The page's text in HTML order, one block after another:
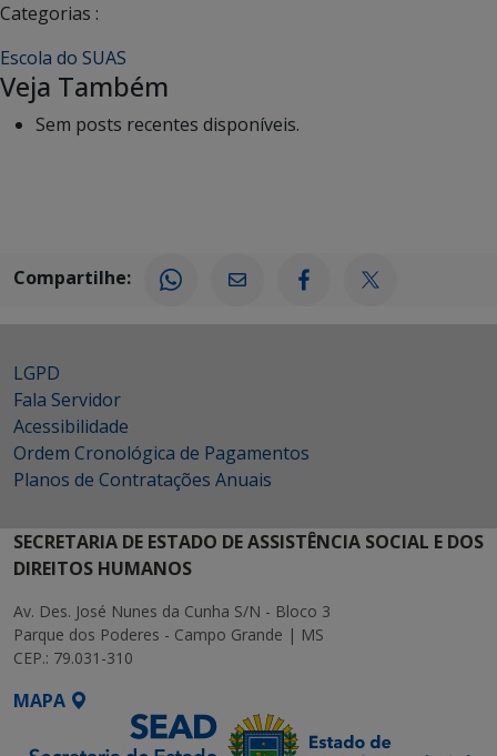
Categorias :
Escola do SUAS
Veja Também
Sem posts recentes disponíveis.
Compartilhe:
LGPD
Fala Servidor
Acessibilidade
Ordem Cronológica de Pagamentos
Planos de Contratações Anuais
SECRETARIA DE ESTADO DE ASSISTÊNCIA SOCIAL E DOS
DIREITOS HUMANOS
Av. Des. José Nunes da Cunha S/N - Bloco 3
Parque dos Poderes - Campo Grande | MS
CEP.: 79.031-310
MAPA